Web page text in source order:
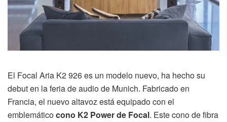
El Focal Aria K2 926 es un modelo nuevo, ha hecho su
debut en la feria de audio de Munich. Fabricado en
Francia, el nuevo altavoz está equipado con el
emblemáticocono K2 Power de Focal. Este cono de fibra